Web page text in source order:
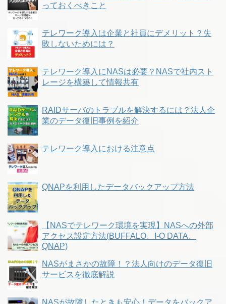
っておくべきこと
テレワーク導入は企業と社員にデメリット？失
敗しないためには？
テレワーク導入にNASは必要？NASで社内スト
レージを構築して情報共有
RAIDサーバのトラブルを解決するには？法人企
業のデータ復旧事例を紹介
テレワーク導入における注意点
QNAPを利用したデータバックアップ方法
【NASでテレワーク環境を実現】NASへの外部
アクセス設定方法(BUFFALO、I-O DATA、
QNAP)
NASがまさかの故障！？法人向けのデータ復旧
サービスを徹底解説
NASが故障したときも安心！データをバックア